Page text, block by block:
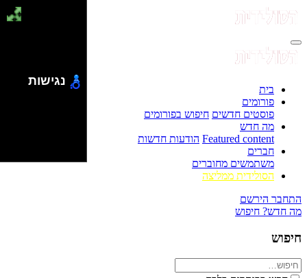
בית
פורומים
פוסטים חדשים חיפוש בפורומים
מה חדש
Featured content הודעות חדשות
חברים
משתמשים מחוברים
הסולידית ממליצה
התחבר הירשם
מה חדש? חיפוש
חיפוש
נגישות